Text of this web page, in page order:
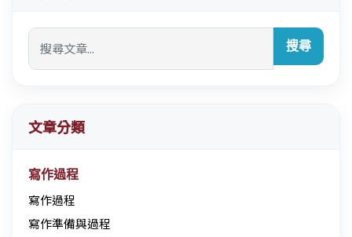
搜尋
文章分類
寫作過程
寫作過程
寫作準備與過程